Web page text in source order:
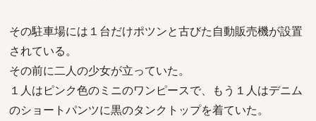
その駐車場には１台だけポツンと古びた自動販売機が設置
されている。
その前に二人の少女が立っていた。
１人はピンク色のミニのワンピースで、もう１人はデニム
のショートパンツに黒のタンクトップを着ていた。